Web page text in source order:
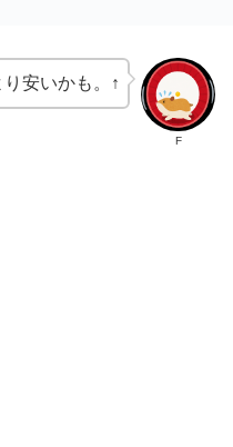
F
安いかも。↑